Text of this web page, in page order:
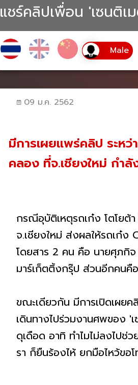
แชร์คลิปเพื่อน 'เซนติ
09 ม.ค. 2562
มีการเผยแพร่คลิป ระห
คลอง ที่จ.เชียงใหม่ กำ
กรณีอุบัติเหตุรถเก๋ง โตโยต้
จ.เชียงใหม่ ส่งผลให้รถเก๋
โดยสาร 2 คน คือ นายศุภกิจ
มาร์เก็ตติ้งกรุ๊ป ส่วนอีกคนคื
ขณะเดียวกัน มีการเปิดเผยค
เดินทางไปร่วมงานศพของ '
ดุเดือด อาทิ ทำไมไม่ลงไปช่
รา ก็ยืนร้องไห้ ยกมือไหว้ขอ